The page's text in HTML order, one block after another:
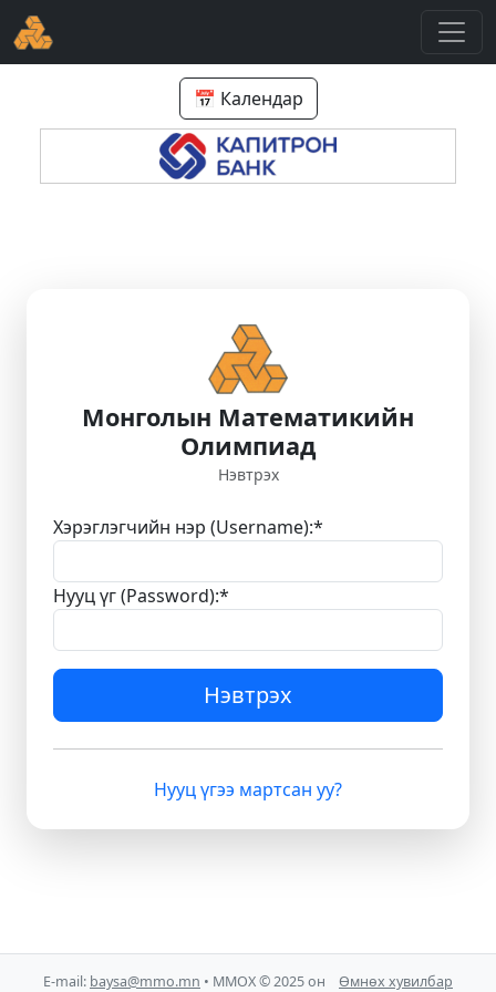
📅 Календар
Монголын Математикийн
Олимпиад
Нэвтрэх
Хэрэглэгчийн нэр (Username):*
Нууц үг (Password):*
Нэвтрэх
Нууц үгээ мартсан уу?
E-mail: baysa@mmo.mn • ММОХ © 2025 он Өмнөх хувилбар